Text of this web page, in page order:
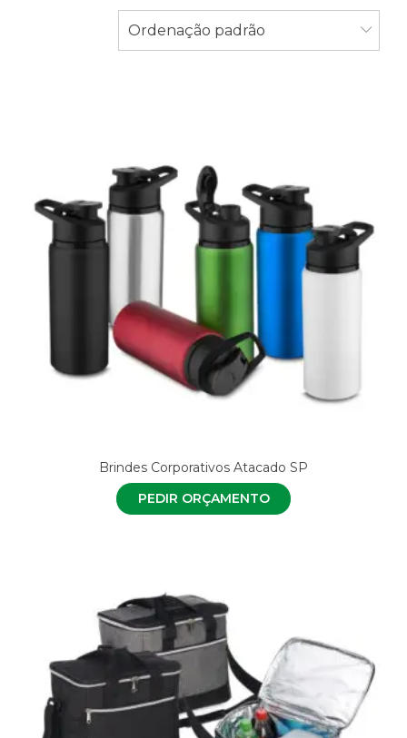
Ordenação padrão
Brindes Corporativos Atacado SP
PEDIR ORÇAMENTO